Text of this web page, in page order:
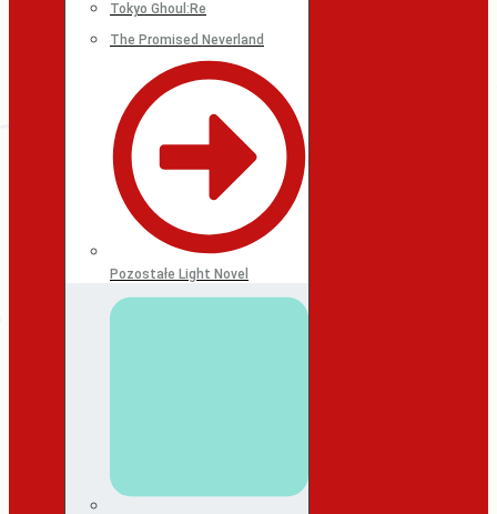
Tokyo Ghoul:Re
The Promised Neverland
Pozostałe Light Novel